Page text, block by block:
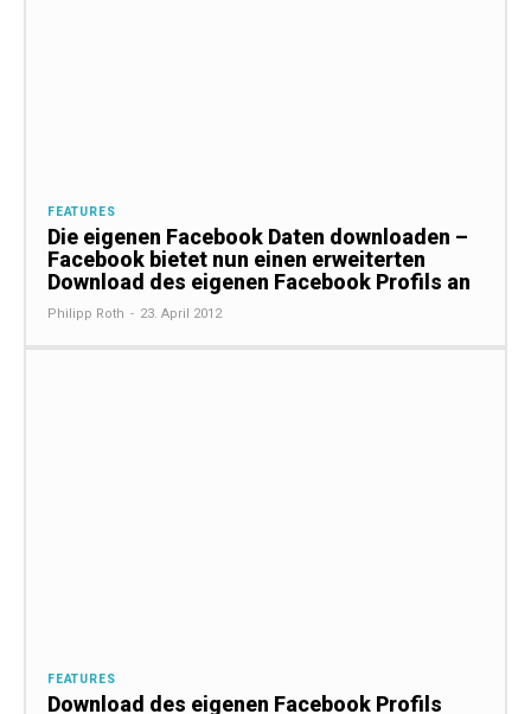
FEATURES
Die eigenen Facebook Daten downloaden –
Facebook bietet nun einen erweiterten
Download des eigenen Facebook Profils an
Philipp Roth - 23. April 2012
FEATURES
Download des eigenen Facebook Profils